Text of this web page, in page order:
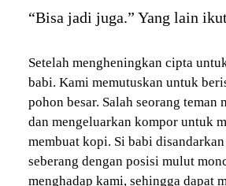
“Bisa jadi juga.” Yang lain
Setelah mengheningkan cipta
babi. Kami memutuskan untuk
pohon besar. Salah seorang teman
dan mengeluarkan kompor untuk
membuat kopi. Si babi
seberang dengan posisi mulut
menghadap kami, sehingga dapat